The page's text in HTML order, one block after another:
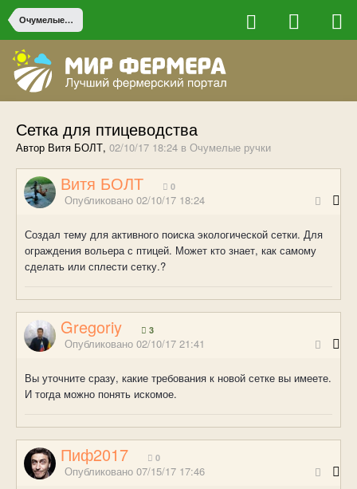
Очумелые ручки
Сетка для птицеводства
Автор Витя БОЛТ, 02/10/17 18:24 в Очумелые ручки
Витя БОЛТ 0
Опубликовано 02/10/17 18:24
Создал тему для активного поиска экологической сетки. Для
ограждения вольера с птицей. Может кто знает, как самому
сделать или сплести сетку.?
Gregoriy 3
Опубликовано 02/10/17 21:41
Вы уточните сразу, какие требования к новой сетке вы имеете.
И тогда можно понять искомое.
Пиф2017 0
Опубликовано 07/15/17 17:46